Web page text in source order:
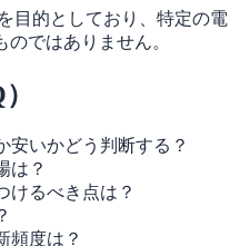
目的としており、特定の電
ではありません。
安いかどう判断する？
は？
けるべき点は？
頻度は？